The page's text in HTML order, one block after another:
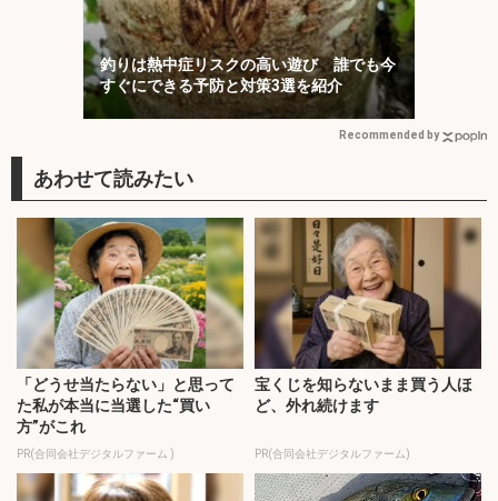
釣りは熱中症リスクの高い遊び 誰でも今
すぐにできる予防と対策3選を紹介
Recommended by
「どうせ当たらない」と思って
た私が本当に当選した“買い
方”がこれ
PR(合同会社デジタルファーム )
宝くじを知らないまま買う人ほ
ど、外れ続けます
PR(合同会社デジタルファーム)